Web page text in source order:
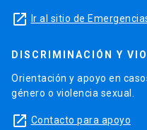
launch Ir al sitio de
DISCRIMINACIÓN Y
Orientación y apoyo en
género o violencia sexual.
launch Contacto para apoyo